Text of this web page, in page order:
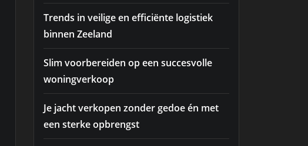
Trends in veilige en efficiënte logistiek
binnen Zeeland
Slim voorbereiden op een succesvolle
woningverkoop
Je jacht verkopen zonder gedoe én met
een sterke opbrengst